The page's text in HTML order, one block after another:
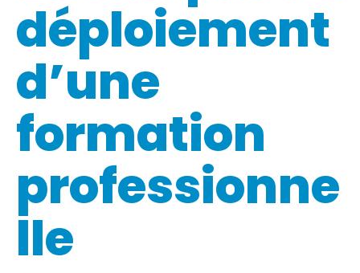
déploiement
d’une
formation
professionne
lle